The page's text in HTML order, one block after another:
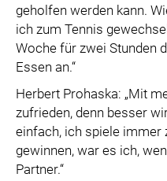
geholfen werden kann.
ich zum Tennis
Woche für zwei Stunden
Essen an.“
Herbert Prohaska: „Mit
zufrieden, denn besser
einfach, ich spiele immer
gewinnen, war es ich,
Partner.“